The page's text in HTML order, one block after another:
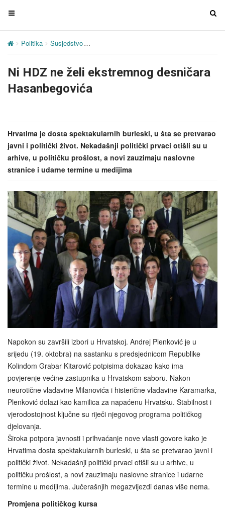
T
g
e
n
g
a
t
i
n
T
e
g
n
Politika Susjedstvo
Ni HDZ ne želi ekstremnog desničara
Hasanbegovića
Hrvatima je dosta spektakularnih burleski, u šta se pretvarao
javni i politički život. Nekadašnji politički prvaci otišli su u
arhive, u političku prošlost, a novi zauzimaju naslovne
stranice i udarne termine u medijima
Napokon su završili izbori u Hrvatskoj. Andrej Plenković je u
srijedu (19. oktobra) na sastanku s predsjednicom Republike
Kolindom Grabar Kitarović potpisima dokazao kako ima
povjerenje većine zastupnika u Hrvatskom saboru. Nakon
neurotične vladavine Milanovića i histerične vladavine Karamarka,
Plenković dolazi kao kamilica za napaćenu Hrvatsku. Stabilnost i
vjerodostojnost ključne su riječi njegovog programa političkog
djelovanja.
Široka potpora javnosti i prihvaćanje nove vlasti govore kako je
Hrvatima dosta spektakularnih burleski, u šta se pretvarao javni i
politički život. Nekadašnji politički prvaci otišli su u arhive, u
političku prošlost, a novi zauzimaju naslovne stranice i udarne
termine u medijima. Jučerašnjih megazvijezdi danas više nema.
Promjena političkog kursa